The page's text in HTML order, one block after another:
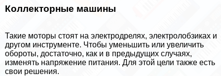
Коллекторные машины
Такие моторы стоят на электродрелях, электролобзиках и
другом инструменте. Чтобы уменьшить или увеличить
обороты, достаточно, как и в предыдущих случаях,
изменять напряжение питания. Для этой цели также есть
свои решения.